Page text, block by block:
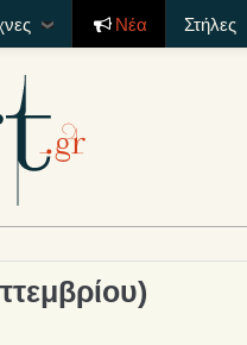
Νέα Στήλες